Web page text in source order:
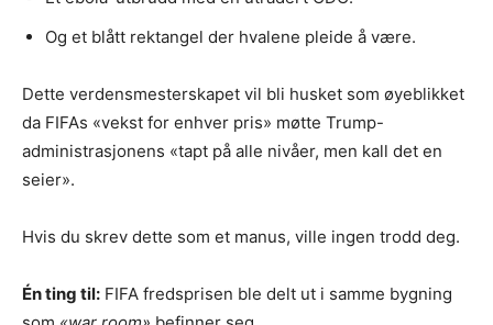
Og et blått rektangel der hvalene pleide å være.
Dette verdensmesterskapet vil bli husket som øyeblikket
da FIFAs «vekst for enhver pris» møtte Trump-
administrasjonens «tapt på alle nivåer, men kall det en
seier».
Hvis du skrev dette som et manus, ville ingen trodd deg.
Én ting til: FIFA fredsprisen ble delt ut i samme bygning